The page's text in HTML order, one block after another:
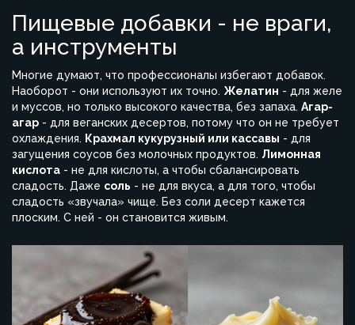
Пищевые добавки - не враги,
а инструменты
Многие думают, что профессионалы избегают добавок.
Наоборот - они используют их точно. Желатин - для желе
и муссов, но только высокого качества, без запаха. Агар-
агар - для веганских десертов, потому что он не требует
охлаждения. Крахмал кукурузный или кассавы - для
загущения соусов без молочных продуктов. Лимонная
кислота - не для кислоты, а чтобы сбалансировать
сладость. Даже соль - не для вкуса, а для того, чтобы
сладость «звучала» чище. Без соли десерт кажется
плоским. С ней - он становится живым.